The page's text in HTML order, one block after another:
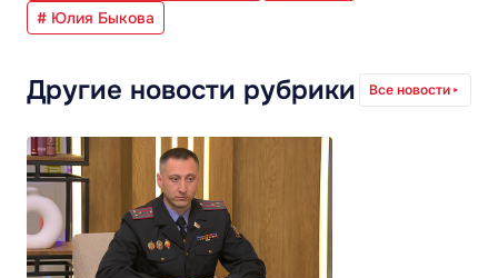
# Юлия Быкова
Другие новости рубрики Все новости